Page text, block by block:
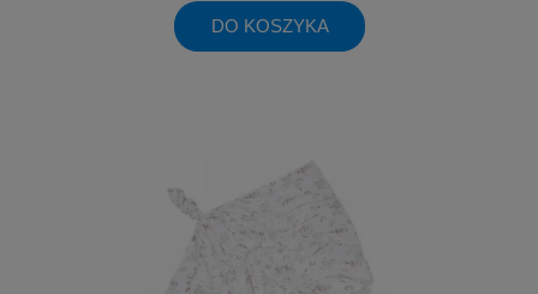
DO KOSZYKA